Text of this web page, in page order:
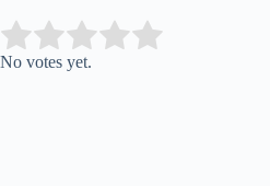
Rate this item:
No votes yet.